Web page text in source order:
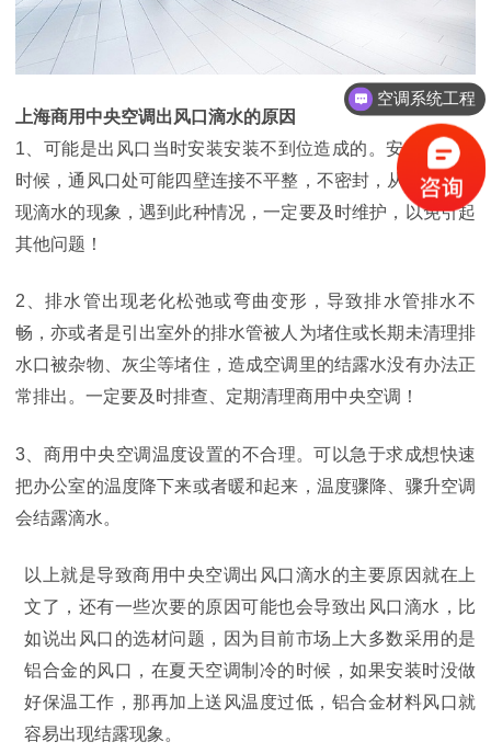
上海商用中央空调出风口滴水的原因
1、可能是出风口当时安装安装不到位造成的。安装安装的
时候，通风口处可能四壁连接不平整，不密封，从而导致出
现滴水的现象，遇到此种情况，一定要及时维护，以免引起
其他问题！
2、排水管出现老化松弛或弯曲变形，导致排水管排水不
畅，亦或者是引出室外的排水管被人为堵住或长期未清理排
水口被杂物、灰尘等堵住，造成空调里的结露水没有办法正
常排出。一定要及时排查、定期清理商用中央空调！
3、商用 中央空调温度设置的不合理。可以急于求成想快速
把办公室的温度降下来或者暖和起来，温度骤降、骤升空调
会结露滴水。
以上就是导致商用中央空调出风口滴水的主要原因就在上
文了，还有一些次要的原因可能也会导致出风口滴水，比
如说出风口的选材问题，因为目前市场上大多数采用的是
铝合金的风口，在夏天空调制冷的时候，如果安装时没做
好保温工作，那再加上送风温度过低，铝合金材料风口就
容易出现结露现象。
空调系统工程